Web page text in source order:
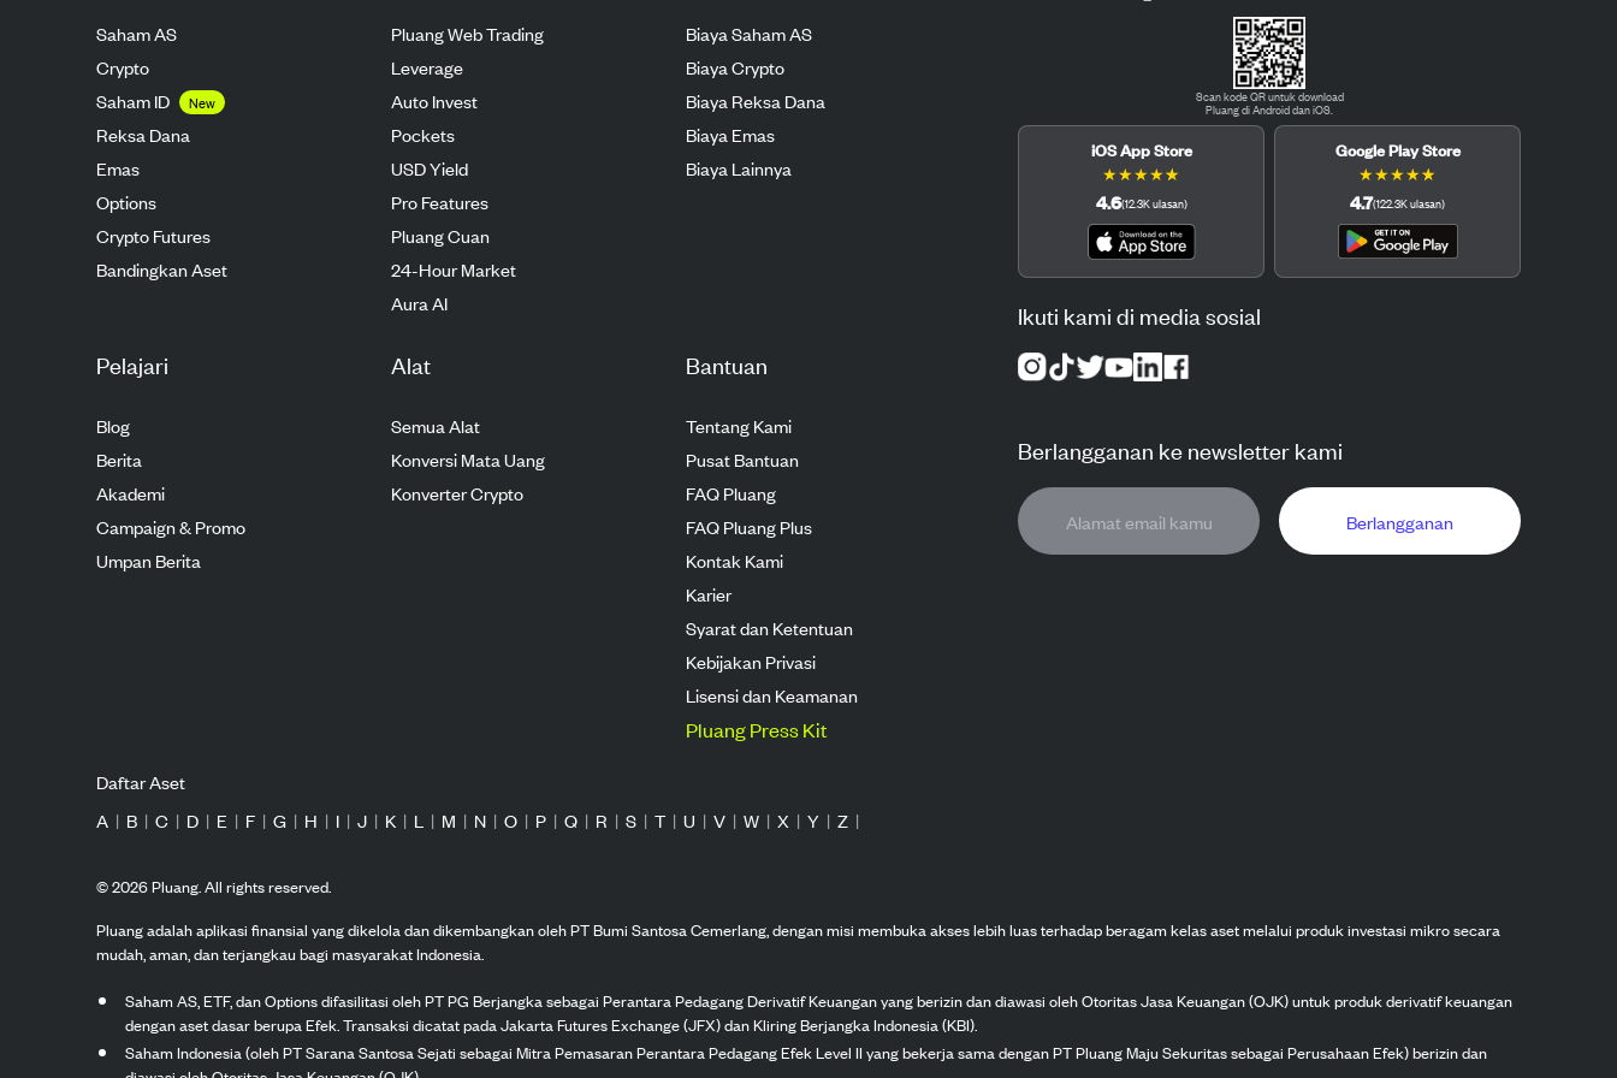
Saham AS
Crypto
Saham ID
New
Reksa Dana
Emas
Options
Crypto Futures
Bandingkan Aset
Pluang Web Trading
Leverage
Auto Invest
Pockets
USD Yield
Pro Features
Pluang Cuan
24-Hour Market
Aura AI
Biaya Saham AS
Biaya Crypto
Biaya Reksa Dana
Biaya Emas
Biaya Lainnya
Pelajari
Blog
Berita
Akademi
Campaign & Promo
Umpan Berita
Alat
Semua Alat
Konversi Mata Uang
Konverter Crypto
Bantuan
Tentang Kami
Pusat Bantuan
FAQ Pluang
FAQ Pluang Plus
Kontak Kami
Karier
Syarat dan Ketentuan
Kebijakan Privasi
Lisensi dan Keamanan
Pluang Press Kit
Scan kode QR untuk download
Pluang di Android dan iOS.
iOS App Store
★★★★★
4.6(12.3Kulasan)
Google Play Store
★★★★★
4.7(122.3Kulasan)
Ikuti kami di media sosial
Berlangganan ke newsletter kami
Berlangganan
Daftar Aset
A | B | C | D | E | F | G | H | I | J | K | L | M | N | O | P | Q | R | S | T | U | V | W | X | Y | Z |
©2026Pluang. All rights reserved.
Pluang adalah aplikasi finansial yang dikelola dan dikembangkan oleh PT Bumi Santosa Cemerlang, dengan misi membuka akses lebih luas terhadap beragam kelas aset melalui produk investasi mikro secara
mudah, aman, dan terjangkau bagi masyarakat Indonesia.
Saham AS, ETF, dan Options difasilitasi oleh PT PG Berjangka sebagai Perantara Pedagang Derivatif Keuangan yang berizin dan diawasi oleh Otoritas Jasa Keuangan (OJK) untuk produk derivatif keuangan
dengan aset dasar berupa Efek. Transaksi dicatat pada Jakarta Futures Exchange (JFX) dan Kliring Berjangka Indonesia (KBI).
Saham Indonesia (oleh PT Sarana Santosa Sejati sebagai Mitra Pemasaran Perantara Pedagang Efek Level II yang bekerja sama dengan PT Pluang Maju Sekuritas sebagai Perusahaan Efek) berizin dan